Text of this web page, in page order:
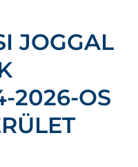
JOGGAL
2026-OS